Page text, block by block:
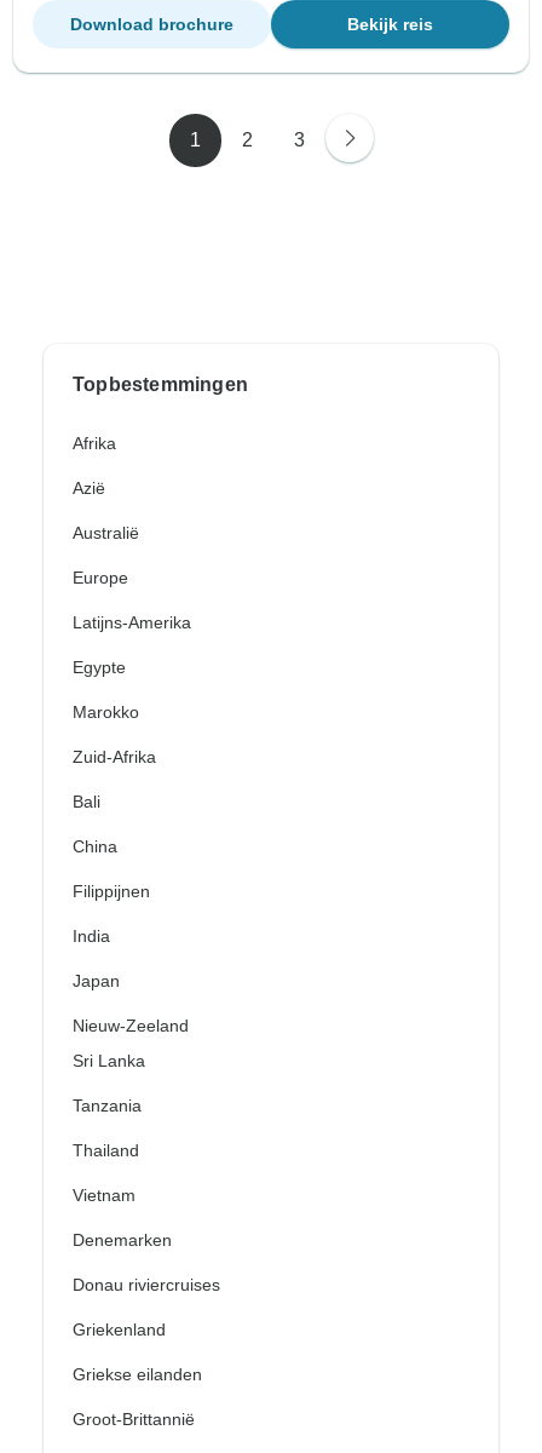
Bekijk reis
Download brochure
1 2 3
Topbestemmingen
Afrika
Azië
Australië
Europe
Latijns-Amerika
Egypte
Marokko
Zuid-Afrika
Bali
China
Filippijnen
India
Japan
Nieuw-Zeeland
Sri Lanka
Tanzania
Thailand
Vietnam
Denemarken
Donau riviercruises
Griekenland
Griekse eilanden
Groot-Brittannië